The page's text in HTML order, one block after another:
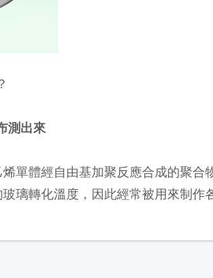
測出來
單體經自由基加聚反應合成的聚合
璃轉化溫度，因此經常被用來制作